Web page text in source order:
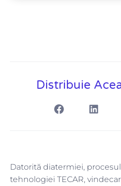
Distribuie
Datorită diatermiei,
tehnologiei TECAR,